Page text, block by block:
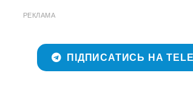
РЕКЛАМА
ПІДПИСАТИСЬ НА